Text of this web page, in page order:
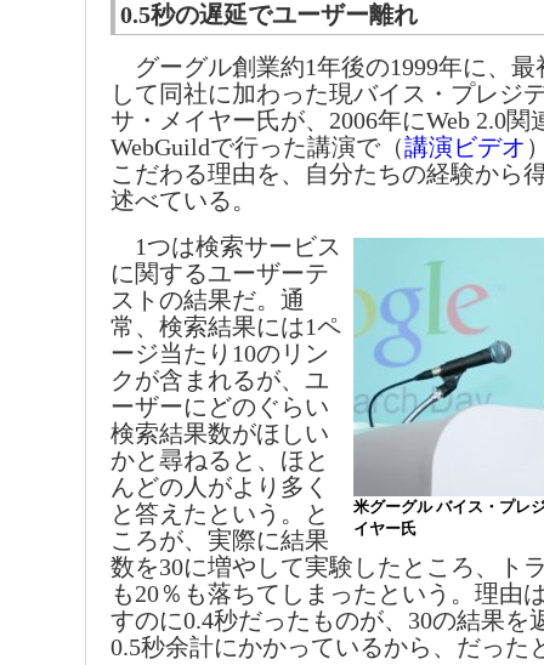
0.5秒の遅延でユーザー離れ
グーグル創業約1年後の1999年に、最
して同社に加わった現バイス・プレジ
サ・メイヤー氏が、2006年にWeb 2.0関
WebGuildで行った講演で（講演ビデオ
こだわる理由を、自分たちの経験から
述べている。
米グーグル バイス・プレ
イヤー氏
1つは検索サービス
に関するユーザーテ
ストの結果だ。通
常、検索結果には1ペ
ージ当たり10のリン
クが含まれるが、ユ
ーザーにどのぐらい
検索結果数がほしい
かと尋ねると、ほと
んどの人がより多く
と答えたという。と
ころが、実際に結果
数を30に増やして実験したところ、ト
も20％も落ちてしまったという。理由
すのに0.4秒だったものが、30の結果を
0.5秒余計にかかっているから、だった